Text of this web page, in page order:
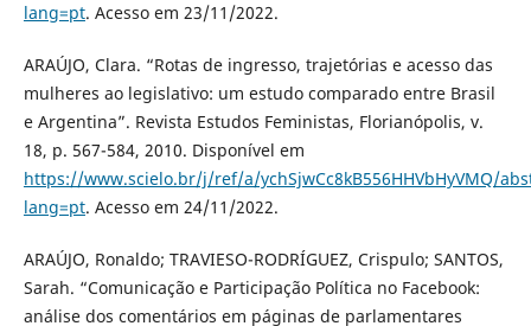
lang=pt. Acesso em 23/11/2022.
ARAÚJO, Clara. “Rotas de ingresso, trajetórias e acesso das
mulheres ao legislativo: um estudo comparado entre Brasil
e Argentina”. Revista Estudos Feministas, Florianópolis, v.
18, p. 567-584, 2010. Disponível em
https://www.scielo.br/j/ref/a/ychSjwCc8kB556HHVbHyVMQ/
lang=pt. Acesso em 24/11/2022.
ARAÚJO, Ronaldo; TRAVIESO-RODRÍGUEZ, Crispulo; SANTOS,
Sarah. “Comunicação e Participação Política no Facebook:
análise dos comentários em páginas de parlamentares